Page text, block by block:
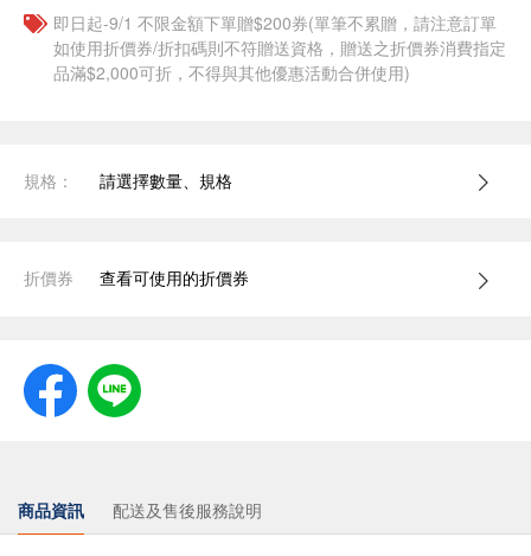
即日起-9/1 不限金額下單贈$200券(單筆不累贈，請注意訂單
如使用折價券/折扣碼則不符贈送資格，贈送之折價券消費指定
品滿$2,000可折，不得與其他優惠活動合併使用)
規格： 請選擇數量、規格
折價券 查看可使用的折價券
商品資訊 配送及售後服務說明